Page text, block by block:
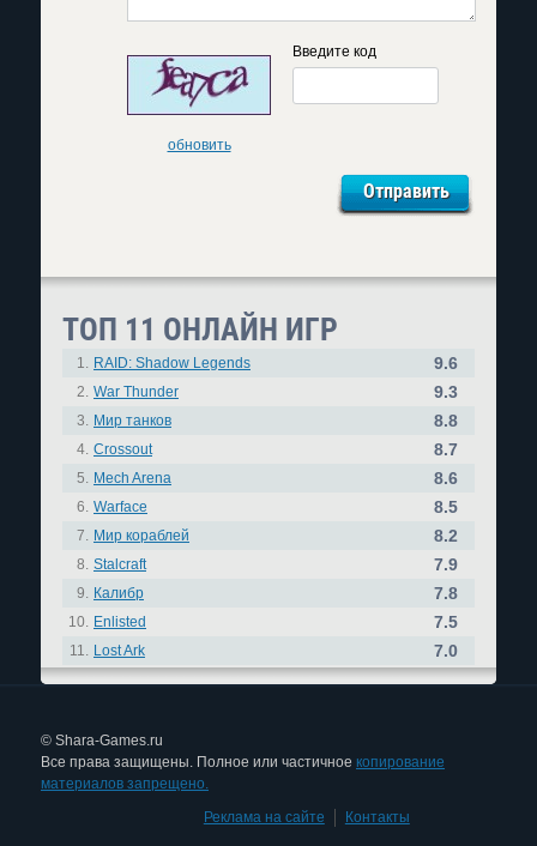
обновить
Введите код
ТОП 11 ОНЛАЙН ИГР
1. RAID: Shadow Legends 9.6
2. War Thunder 9.3
3. Мир танков 8.8
4. Crossout 8.7
5. Mech Arena 8.6
6. Warface 8.5
7. Мир кораблей 8.2
8. Stalcraft 7.9
9. Калибр 7.8
10. Enlisted 7.5
11. Lost Ark 7.0
© Shara-Games.ru
Все права защищены. Полное или частичное копирование
материалов запрещено.
Реклама на сайте
Контакты